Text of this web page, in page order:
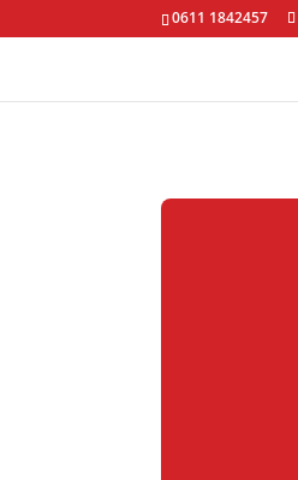
0611 1842457